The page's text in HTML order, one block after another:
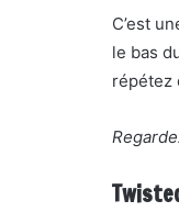
C’est
le bas
répétez